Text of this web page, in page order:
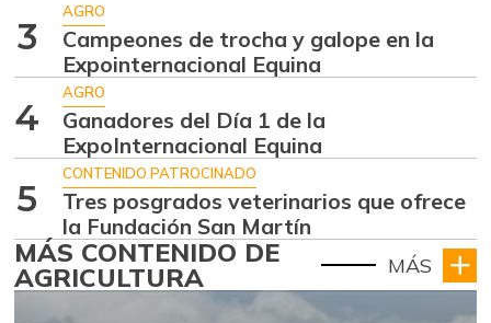
3
AGRO
Campeones de trocha y galope en la
Expointernacional Equina
4
AGRO
Ganadores del Día 1 de la
ExpoInternacional Equina
5
CONTENIDO PATROCINADO
Tres posgrados veterinarios que ofrece
la Fundación San Martín
MÁS CONTENIDO DE
AGRICULTURA MÁS